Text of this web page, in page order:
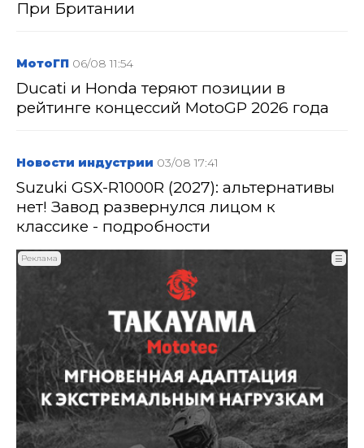
При Британии
МотоГП 06/08 11:54
Ducati и Honda теряют позиции в
рейтинге концессий MotoGP 2026 года
Новости индустрии 03/08 17:41
Suzuki GSX-R1000R (2027): альтернативы
нет! Завод развернулся лицом к
классике - подробности
Реклама ☰